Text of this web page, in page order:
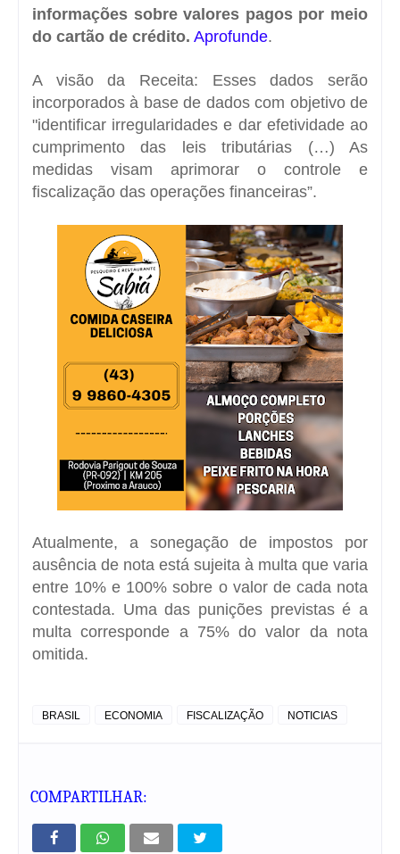
informações sobre valores pagos por meio
do cartão de crédito. Aprofunde.
A visão da Receita: Esses dados serão
incorporados à base de dados com objetivo de
"identificar irregularidades e dar efetividade ao
cumprimento das leis tributárias (…) As
medidas visam aprimorar o controle e
fiscalização das operações financeiras”.
Atualmente, a sonegação de impostos por
ausência de nota está sujeita à multa que varia
entre 10% e 100% sobre o valor de cada nota
contestada. Uma das punições previstas é a
multa corresponde a 75% do valor da nota
omitida.
BRASIL ECONOMIA FISCALIZAÇÃO NOTICIAS
COMPARTILHAR: